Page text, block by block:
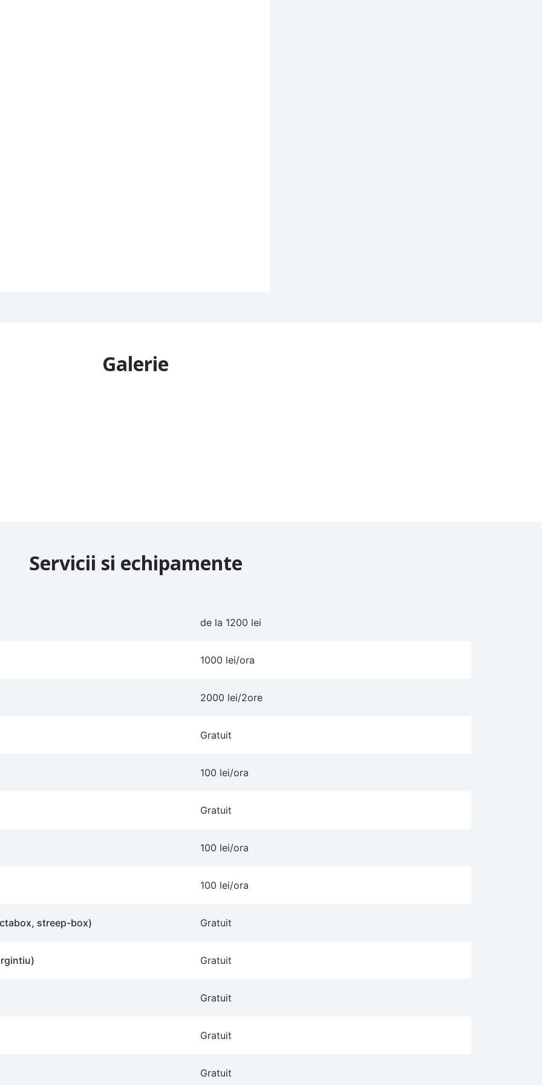
Galerie
Servicii si echipamente
de la 1200 lei
1000 lei/ora
2000 lei/2ore
Gratuit
100 lei/ora
Gratuit
100 lei/ora
100 lei/ora
streep-box) Gratuit
Gratuit
Gratuit
Gratuit
Gratuit